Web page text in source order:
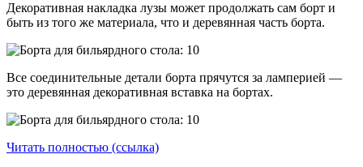
Декоративная накладка лузы может продолжать сам борт и
быть из того же материала, что и деревянная часть борта.
Все соединительные детали борта прячутся за ламперией —
это деревянная декоративная вставка на бортах.
Читать полностью (ссылка)